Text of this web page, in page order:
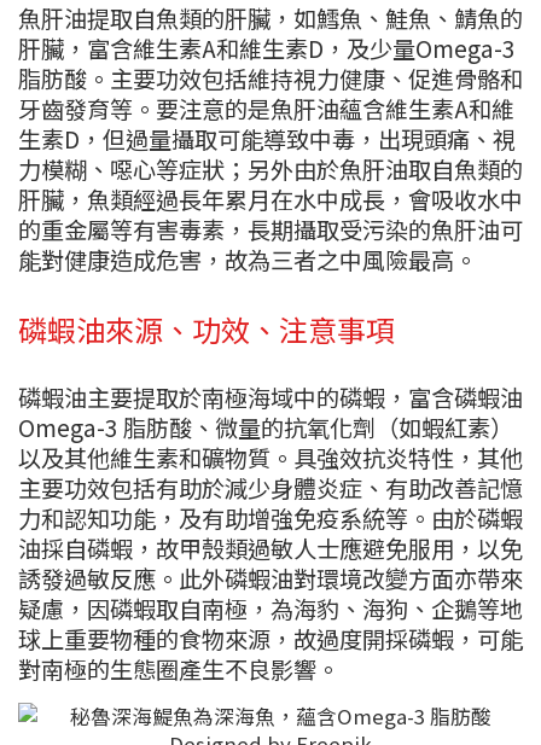
魚肝油提取自魚類的肝臟，如鱈魚、鮭魚、鯖魚的
肝臟，富含維生素A和維生素D，及少量Omega-3
脂肪酸。主要功效包括維持視力健康、促進骨骼和
牙齒發育等。要注意的是魚肝油蘊含維生素A和維
生素D，但過量攝取可能導致中毒，出現頭痛、視
力模糊、噁心等症狀；另外由於魚肝油取自魚類的
肝臟，魚類經過長年累月在水中成長，會吸收水中
的重金屬等有害毒素，長期攝取受污染的魚肝油可
能對健康造成危害，故為三者之中風險最高。
磷蝦油來源、功效、注意事項
磷蝦油主要提取於南極海域中的磷蝦，富含磷蝦油
Omega-3 脂肪酸、微量的抗氧化劑（如蝦紅素）
以及其他維生素和礦物質。具強效抗炎特性，其他
主要功效包括有助於減少身體炎症、有助改善記憶
力和認知功能，及有助增強免疫系統等。由於磷蝦
油採自磷蝦，故甲殼類過敏人士應避免服用，以免
誘發過敏反應。此外磷蝦油對環境改變方面亦帶來
疑慮，因磷蝦取自南極，為海豹、海狗、企鵝等地
球上重要物種的食物來源，故過度開採磷蝦，可能
對南極的生態圈產生不良影響。